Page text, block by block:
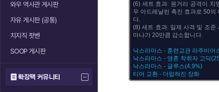
와우 역사관 게시판
자유 게시판 (공통)
치지직 팟벤
SOOP 게시판
확장팩 커뮤니티
(6) 세트 효과: 원거리 공격이 치
우 아드레날린 촉진 효과로 50의
다.
(8) 세트 효과: 일제 사격 및 조준
마나가 20만큼 감소합니다.
낙스라마스 - 훈련교관 라주비어
낙스라마스 - 영혼 착취자 고딕
낙스라마스 - 글루스(4.9%)
티어 교환 - 더럽혀진 장화